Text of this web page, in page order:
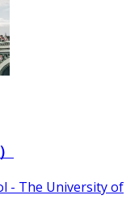
- The University of